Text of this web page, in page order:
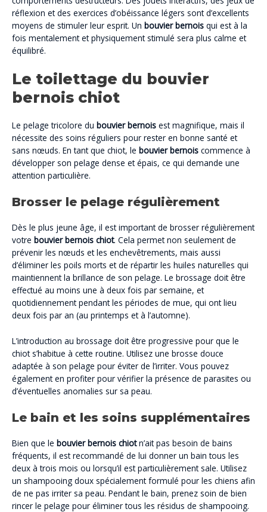
réflexion et des exercices d’obéissance légers sont d’excellents
moyens de stimuler leur esprit. Un bouvier bernois qui est à la
fois mentalement et physiquement stimulé sera plus calme et
équilibré.
Le toilettage du bouvier
bernois chiot
Le pelage tricolore du bouvier bernois est magnifique, mais il
nécessite des soins réguliers pour rester en bonne santé et
sans nœuds. En tant que chiot, le bouvier bernois commence à
développer son pelage dense et épais, ce qui demande une
attention particulière.
Brosser le pelage régulièrement
Dès le plus jeune âge, il est important de brosser régulièrement
votre bouvier bernois chiot. Cela permet non seulement de
prévenir les nœuds et les enchevêtrements, mais aussi
d’éliminer les poils morts et de répartir les huiles naturelles qui
maintiennent la brillance de son pelage. Le brossage doit être
effectué au moins une à deux fois par semaine, et
quotidiennement pendant les périodes de mue, qui ont lieu
deux fois par an (au printemps et à l’automne).
L’introduction au brossage doit être progressive pour que le
chiot s’habitue à cette routine. Utilisez une brosse douce
adaptée à son pelage pour éviter de l’irriter. Vous pouvez
également en profiter pour vérifier la présence de parasites ou
d’éventuelles anomalies sur sa peau.
Le bain et les soins supplémentaires
Bien que le bouvier bernois chiotn’ait pas besoin de bains
fréquents, il est recommandé de lui donner un bain tous les
deux à trois mois ou lorsqu’il est particulièrement sale. Utilisez
un shampooing doux spécialement formulé pour les chiens afin
de ne pas irriter sa peau. Pendant le bain, prenez soin de bien
rincer le pelage pour éliminer tous les résidus de shampooing.